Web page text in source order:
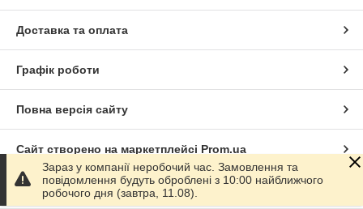
Доставка та оплата
Графік роботи
Повна версія сайту
Сайт створено на маркетплейсі Prom.ua
Політика конфіденційності
Зараз у компанії неробочий час. Замовлення та
повідомлення будуть оброблені з 10:00 найближчого
робочого дня (завтра, 11.08).